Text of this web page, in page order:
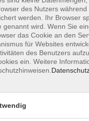
MFZ
des Nutzers
werden. Ihr Browser
genannt wird. Wenn Sie
das Cookie an den
für Websites
des Benutzers
ein. Weitere